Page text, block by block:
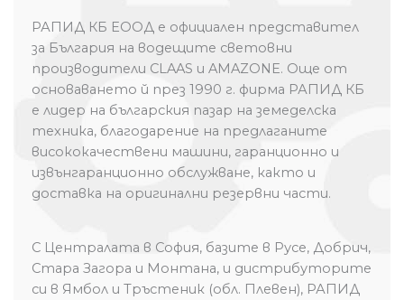
РАПИД КБ ЕООД е официален представител
за България на водещите световни
производители CLAAS и AMAZONE. Още от
основаването й през 1990 г. фирма РАПИД КБ
е лидер на българския пазар на земеделска
техника, благодарение на предлаганите
висококачествени машини, гаранционно и
извънгаранционно обслужване, както и
доставка на оригинални резервни части.
С Централата в София, базите в Русе, Добрич,
Стара Загора и Монтана, и дистрибуторите
си в Ямбол и Тръстеник (обл. Плевен), РАПИД